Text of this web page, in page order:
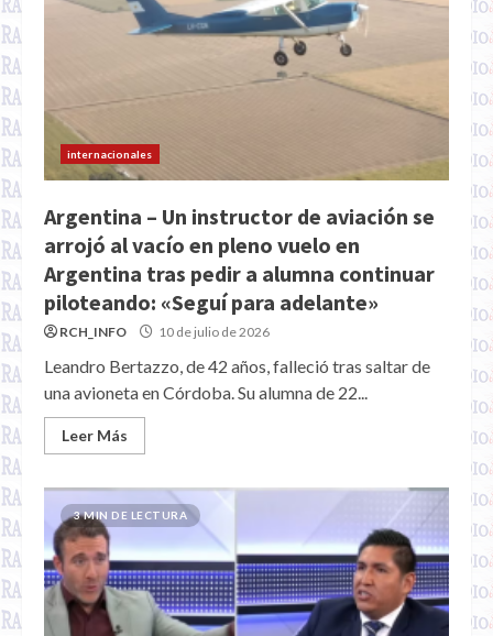
internacionales
Argentina – Un instructor de aviación se
arrojó al vacío en pleno vuelo en
Argentina tras pedir a alumna continuar
piloteando: «Seguí para adelante»
RCH_INFO 10 de julio de 2026
Leandro Bertazzo, de 42 años, falleció tras saltar de
una avioneta en Córdoba. Su alumna de 22...
Leer Más
3 MIN DE LECTURA